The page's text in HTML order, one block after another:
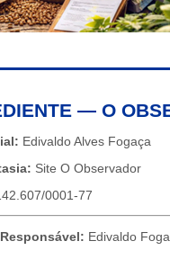
— O
Edivaldo Alves Fogaça
Site O Observador
0001-77
Edivaldo